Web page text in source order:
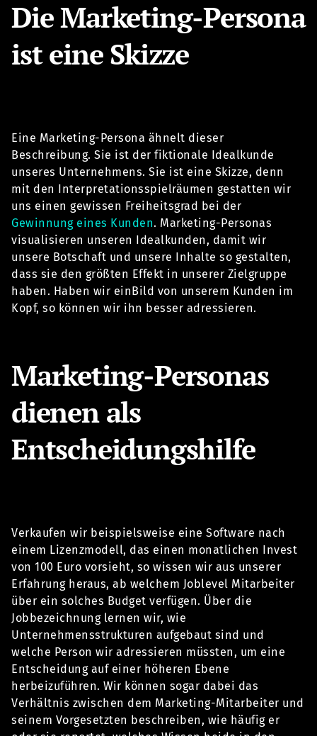
Die Marketing-Persona
ist eine Skizze
Eine Marketing-Persona ähnelt dieser
Beschreibung. Sie ist der fiktionale Idealkunde
unseres Unternehmens. Sie ist eine Skizze, denn
mit den Interpretationsspielräumen gestatten wir
uns einen gewissen Freiheitsgrad bei der
Gewinnung eines Kunden. Marketing-Personas
visualisieren unseren Idealkunden, damit wir
unsere Botschaft und unsere Inhalte so gestalten,
dass sie den größten Effekt in unserer Zielgruppe
haben. Haben wir einBild von unserem Kunden im
Kopf, so können wir ihn besser adressieren.
Marketing-Personas
dienen als
Entscheidungshilfe
Verkaufen wir beispielsweise eine Software nach
einem Lizenzmodell, das einen monatlichen Invest
von 100 Euro vorsieht, so wissen wir aus unserer
Erfahrung heraus, ab welchem Joblevel Mitarbeiter
über ein solches Budget verfügen. Über die
Jobbezeichnung lernen wir, wie
Unternehmensstrukturen aufgebaut sind und
welche Person wir adressieren müssten, um eine
Entscheidung auf einer höheren Ebene
herbeizuführen. Wir können sogar dabei das
Verhältnis zwischen dem Marketing-Mitarbeiter und
seinem Vorgesetzten beschreiben, wie häufig er